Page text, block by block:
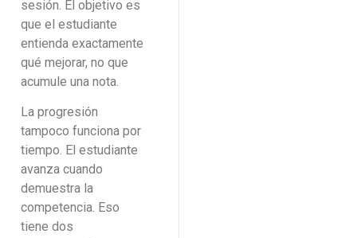
sesión. El objetivo es
que el estudiante
entienda exactamente
qué mejorar, no que
acumule una nota.
La progresión
tampoco funciona por
tiempo. El estudiante
avanza cuando
demuestra la
competencia. Eso
tiene dos